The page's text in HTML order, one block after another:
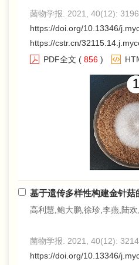
菌物学报. 2021, 40(12):
https://doi.org/10.13346/
https://cstr.cn/
PDF全文 ( 856 )
基于遗传多样性构建金针
高利慧,鲍大鹏,徐珍,李燕,陆
菌物学报. 2021, 40(12):
https://doi.org/10.13346/